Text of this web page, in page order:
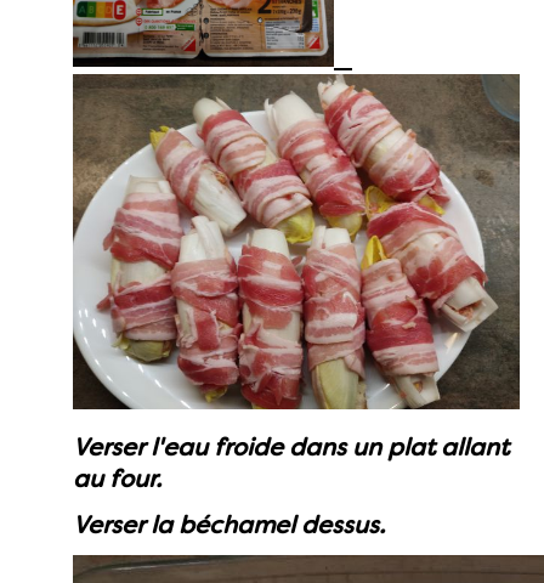
Verser l'eau froide dans un plat allant
au four.
Verser la béchamel dessus.